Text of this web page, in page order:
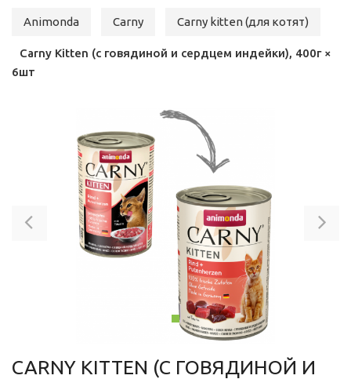
Animonda Carny Carny kitten (для котят)
Carny Kitten (с говядиной и сердцем индейки), 400г ×
6шт
Previous
CARNY KITTEN (С ГОВЯДИНОЙ И